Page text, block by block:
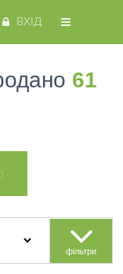
ВХІД
61
фільтри